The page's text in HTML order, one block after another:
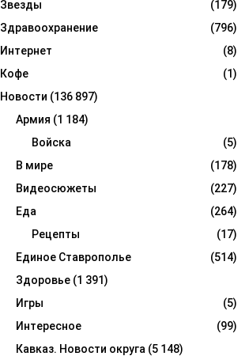
Звезды
(179)
Здравоохранение
(796)
Интернет
(8)
Кофе
(1)
Новости (136 897)
Армия (1 184)
Войска
(5)
В мире
(178)
Видеосюжеты
(227)
Еда
(264)
Рецепты
(17)
Единое Ставрополье
(514)
Здоровье (1 391)
Игры
(5)
Интересное
(99)
Кавказ. Новости округа (5 148)